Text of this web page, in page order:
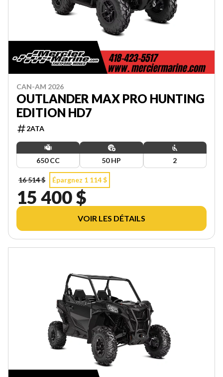
CAN-AM 2026
OUTLANDER MAX PRO HUNTING
EDITION HD7
2ATA
650 CC 50 HP 2
16 514 $ Épargnez 1 114 $
15 400 $
VOIR LES DÉTAILS